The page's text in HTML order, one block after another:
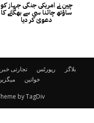
چین نے امریکی جنگی جہاز کو
ساؤتھ چائنا سی سے بھگانے کا
دعویٰ کر دیا
تجارتی رپورٹس
بلاگز
خواتین
by TagDiv